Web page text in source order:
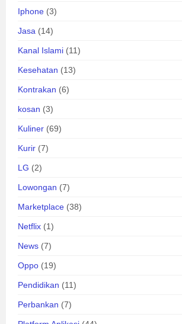
Iphone (3)
Jasa (14)
Kanal Islami (11)
Kesehatan (13)
Kontrakan (6)
kosan (3)
Kuliner (69)
Kurir (7)
LG (2)
Lowongan (7)
Marketplace (38)
Netflix (1)
News (7)
Oppo (19)
Pendidikan (11)
Perbankan (7)